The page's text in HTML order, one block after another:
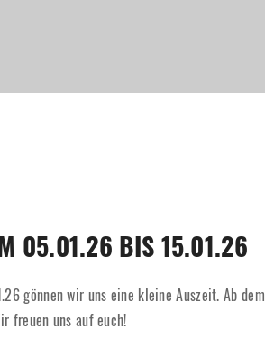
05.01.26 BIS 15.01.26
gönnen wir uns eine kleine Auszeit. Ab
freuen uns auf euch!